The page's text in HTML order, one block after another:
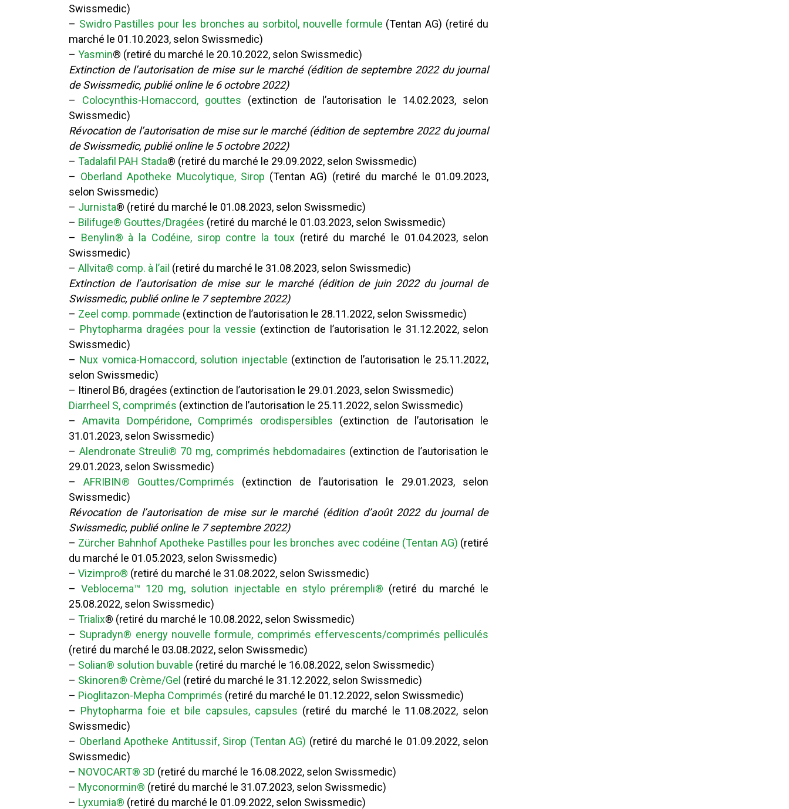
Swissmedic)
– Swidro Pastilles pour les bronches au sorbitol, nouvelle formule (Tentan AG) (retiré du
marché le 01.10.2023, selon Swissmedic)
– Yasmin® (retiré du marché le 20.10.2022, selon Swissmedic)
Extinction de l’autorisation de mise sur le marché (édition de septembre 2022 du journal
de Swissmedic, publié online le 6 octobre 2022)
– Colocynthis-Homaccord, gouttes (extinction de l’autorisation le 14.02.2023, selon
Swissmedic)
Révocation de l’autorisation de mise sur le marché (édition de septembre 2022 du journal
de Swissmedic, publié online le 5 octobre 2022)
– Tadalafil PAH Stada® (retiré du marché le 29.09.2022, selon Swissmedic)
– Oberland Apotheke Mucolytique, Sirop (Tentan AG) (retiré du marché le 01.09.2023,
selon Swissmedic)
– Jurnista® (retiré du marché le 01.08.2023, selon Swissmedic)
– Bilifuge® Gouttes/Dragées (retiré du marché le 01.03.2023, selon Swissmedic)
– Benylin® à la Codéine, sirop contre la toux(retiré du marché le 01.04.2023, selon
Swissmedic)
– Allvita® comp. à l’ail (retiré du marché le 31.08.2023, selon Swissmedic)
Extinction de l’autorisation de mise sur le marché (édition de juin 2022 du journal de
Swissmedic, publié online le 7 septembre 2022)
– Zeel comp. pommade (extinction de l’autorisation le 28.11.2022, selon Swissmedic)
– Phytopharma dragées pour la vessie (extinction de l’autorisation le 31.12.2022, selon
Swissmedic)
– Nux vomica-Homaccord, solution injectable (extinction de l’autorisation le 25.11.2022,
selon Swissmedic)
– Itinerol B6, dragées (extinction de l’autorisation le 29.01.2023, selon Swissmedic)
Diarrheel S, comprimés (extinction de l’autorisation le 25.11.2022, selon Swissmedic)
–Amavita Dompéridone, Comprimés orodispersibles (extinction de l’autorisation le
31.01.2023, selon Swissmedic)
– Alendronate Streuli® 70 mg, comprimés hebdomadaires (extinction de l’autorisation le
29.01.2023, selon Swissmedic)
–AFRIBIN® Gouttes/Comprimés (extinction de l’autorisation le 29.01.2023, selon
Swissmedic)
Révocation de l’autorisation de mise sur le marché (édition d’août 2022 du journal de
Swissmedic, publié online le 7 septembre 2022)
– Zürcher Bahnhof Apotheke Pastilles pour les bronches avec codéine (Tentan AG) (retiré
du marché le 01.05.2023, selon Swissmedic)
– Vizimpro® (retiré du marché le 31.08.2022, selon Swissmedic)
–Veblocema™ 120 mg, solution injectable en stylo prérempli® (retiré du marché le
25.08.2022, selon Swissmedic)
– Trialix® (retiré du marché le 10.08.2022, selon Swissmedic)
– Supradyn® energy nouvelle formule, comprimés effervescents/comprimés pelliculés
(retiré du marché le 03.08.2022, selon Swissmedic)
– Solian® solution buvable (retiré du marché le 16.08.2022, selon Swissmedic)
– Skinoren® Crème/Gel (retiré du marché le 31.12.2022, selon Swissmedic)
– Pioglitazon-Mepha Comprimés (retiré du marché le 01.12.2022, selon Swissmedic)
– Phytopharma foie et bile capsules, capsules (retiré du marché le 11.08.2022, selon
Swissmedic)
– Oberland Apotheke Antitussif, Sirop (Tentan AG) (retiré du marché le 01.09.2022, selon
Swissmedic)
– NOVOCART® 3D (retiré du marché le 16.08.2022, selon Swissmedic)
– Myconormin® (retiré du marché le 31.07.2023, selon Swissmedic)
– Lyxumia® (retiré du marché le 01.09.2022, selon Swissmedic)